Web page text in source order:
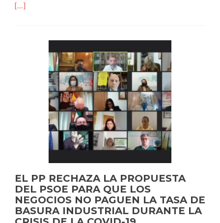
[…]
EL PP RECHAZA LA PROPUESTA
DEL PSOE PARA QUE LOS
NEGOCIOS NO PAGUEN LA TASA DE
BASURA INDUSTRIAL DURANTE LA